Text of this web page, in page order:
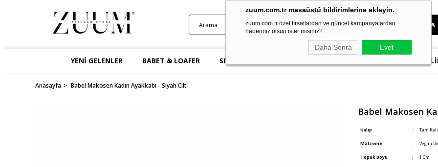
zuum.com.tr masaüstü bildirimlerine ekleyin.
zuum.com.tr özel fırsatlardan ve güncel kampanyalardan
haberiniz olsun ister misiniz?
Daha Sonra Evet
YENİ GELENLER BABET & LOAFER SNEAKER SANDALET &
Anasayfa Babel Makosen Kadın Ayakkabı - Siyah Cilt
Babel Makosen
Kalıp : Tam
Malzeme : Vegan
Topuk Boyu : 1 Cm